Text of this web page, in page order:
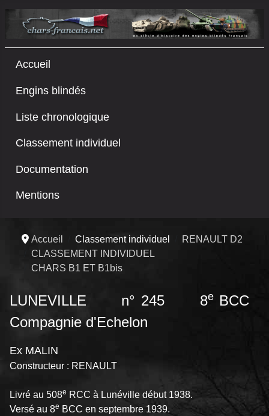
Accueil
Engins blindés
Liste chronologique
Classement individuel
Documentation
Mentions
Accueil Classement individuel
RENAULT D2
CLASSEMENT INDIVIDUEL
CHARS B1 ET B1bis
LUNEVILLE n° 245 8eBCC
Compagnie d'Echelon
Ex MALIN
Constructeur : RENAULT
Livré au 508e RCC à Lunéville début 1938.
Versé au 8e BCC en septembre 1939.